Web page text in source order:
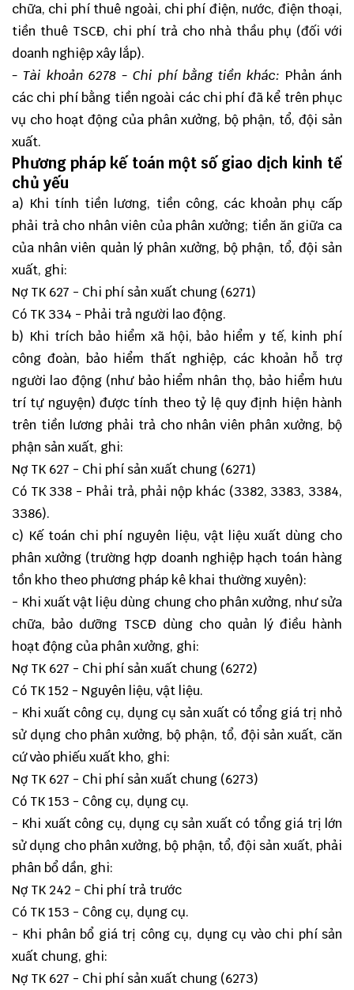
chữa, chi phí thuê ngoài, chi phí điện, nước, điện thoại,
tiền thuê TSCĐ, chi phí trả cho nhà thầu phụ (đối với
doanh nghiệp xây lắp).
- Tài khoản 6278 - Chi phí bằng tiền khác: Phản ánh
các chi phí bằng tiền ngoài các chi phí đã kể trên phục
vụ cho hoạt động của phân xưởng, bộ phận, tổ, đội sản
xuất.
Phương pháp kế toán một số giao dịch kinh tế
chủ yếu
a) Khi tính tiền lương, tiền công, các khoản phụ cấp
phải trả cho nhân viên của phân xưởng; tiền ăn giữa ca
của nhân viên quản lý phân xưởng, bộ phận, tổ, đội sản
xuất, ghi:
Nợ TK 627 - Chi phí sản xuất chung (6271)
Có TK 334 - Phải trả người lao động.
b) Khi trích bảo hiểm xã hội, bảo hiểm y tế, kinh phí
công đoàn, bảo hiểm thất nghiệp, các khoản hỗ trợ
người lao động (như bảo hiểm nhân thọ, bảo hiểm hưu
trí tự nguyện) được tính theo tỷ lệ quy định hiện hành
trên tiền lương phải trả cho nhân viên phân xưởng, bộ
phận sản xuất, ghi:
Nợ TK 627 - Chi phí sản xuất chung (6271)
Có TK 338 - Phải trả, phải nộp khác (3382, 3383, 3384,
3386).
c) Kế toán chi phí nguyên liệu, vật liệu xuất dùng cho
phân xưởng (trường hợp doanh nghiệp hạch toán hàng
tồn kho theo phương pháp kê khai thường xuyên):
- Khi xuất vật liệu dùng chung cho phân xưởng, như sửa
chữa, bảo dưỡng TSCĐ dùng cho quản lý điều hành
hoạt động của phân xưởng, ghi:
Nợ TK 627 - Chi phí sản xuất chung (6272)
Có TK 152 - Nguyên liệu, vật liệu.
- Khi xuất công cụ, dụng cụ sản xuất có tổng giá trị nhỏ
sử dụng cho phân xưởng, bộ phận, tổ, đội sản xuất, căn
cứ vào phiếu xuất kho, ghi:
Nợ TK 627 - Chi phí sản xuất chung (6273)
Có TK 153 - Công cụ, dụng cụ.
- Khi xuất công cụ, dụng cụ sản xuất có tổng giá trị lớn
sử dụng cho phân xưởng, bộ phận, tổ, đội sản xuất, phải
phân bổ dần, ghi:
Nợ TK 242 - Chi phí trả trước
Có TK 153 - Công cụ, dụng cụ.
- Khi phân bổ giá trị công cụ, dụng cụ vào chi phí sản
xuất chung, ghi:
Nợ TK 627 - Chi phí sản xuất chung (6273)